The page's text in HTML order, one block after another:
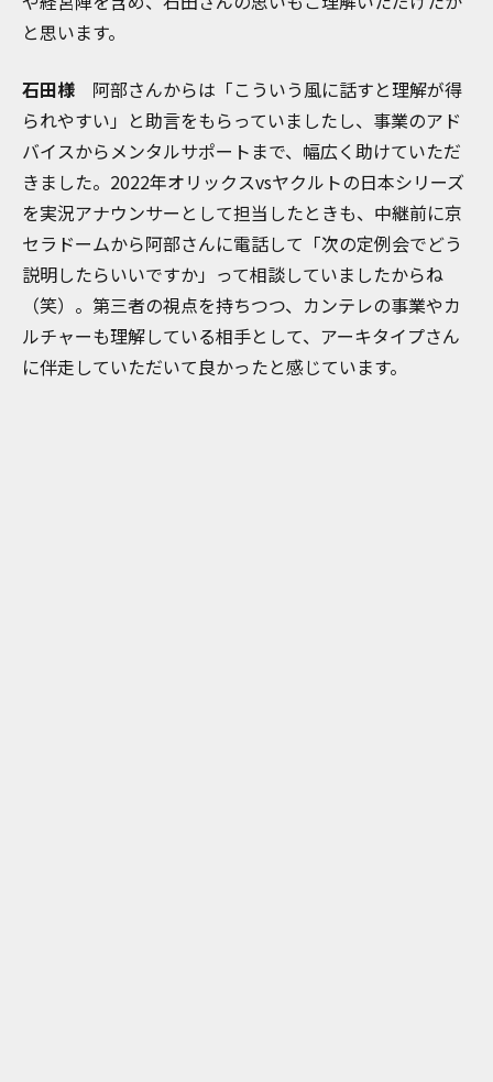
と思います。
石田様 阿部さんからは「こういう風に話すと理解が得
られやすい」と助言をもらっていましたし、事業のアド
バイスからメンタルサポートまで、幅広く助けていただ
きました。2022年オリックスvsヤクルトの日本シリーズ
を実況アナウンサーとして担当したときも、中継前に京
セラドームから阿部さんに電話して「次の定例会でどう
説明したらいいですか」って相談していましたからね
（笑）。第三者の視点を持ちつつ、カンテレの事業やカ
ルチャーも理解している相手として、アーキタイプさん
に伴走していただいて良かったと感じています。